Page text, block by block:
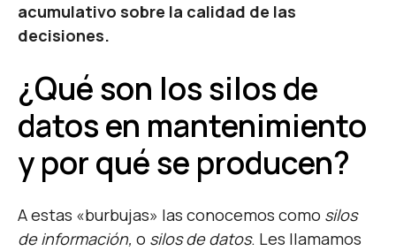
acumulativo sobre la calidad de las
decisiones.
¿Qué son los silos de
datos en mantenimiento
y por qué se producen?
A estas «burbujas» las conocemos como silos
de información, o silos de datos. Les llamamos